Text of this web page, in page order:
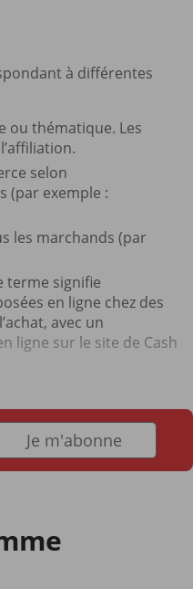
à différentes
ou thématique. Les
selon
(par exemple :
les marchands (par
terme signifie
en ligne chez des
avec un
ligne sur le site de Cash
Je m'abonne